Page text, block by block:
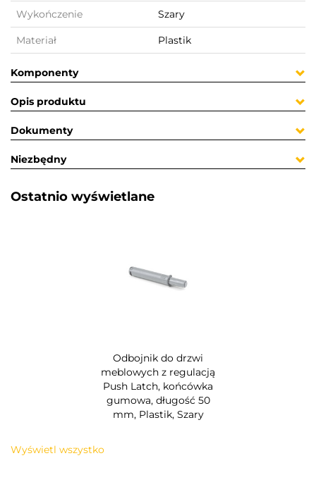
Wykończenie Szary
Materiał Plastik
Komponenty
Opis produktu
Dokumenty
Niezbędny
Ostatnio wyświetlane​
Odbojnik do drzwi
meblowych z regulacją
Push Latch, końcówka
gumowa, długość 50
mm, Plastik, Szary
Wyświetl wszystko